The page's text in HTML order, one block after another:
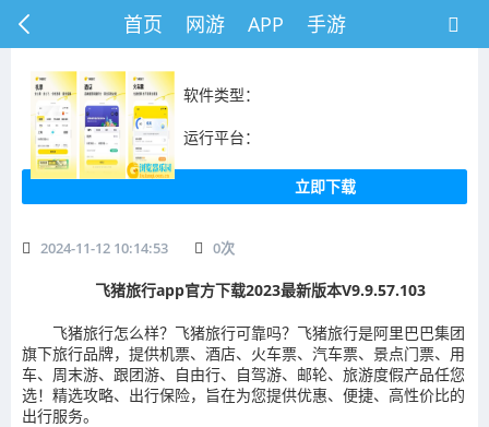
首页 网游 APP 手游
软件类型：
运行平台：
立即下载
2024-11-12 10:14:53 0次
飞猪旅行app官方下载2023最新版本V9.9.57.103
飞猪旅行怎么样？飞猪旅行可靠吗？飞猪旅行是阿里巴巴集团
旗下旅行品牌，提供机票、酒店、火车票、汽车票、景点门票、用
车、周末游、跟团游、自由行、自驾游、邮轮、旅游度假产品任您
选！精选攻略、出行保险，旨在为您提供优惠、便捷、高性价比的
出行服务。